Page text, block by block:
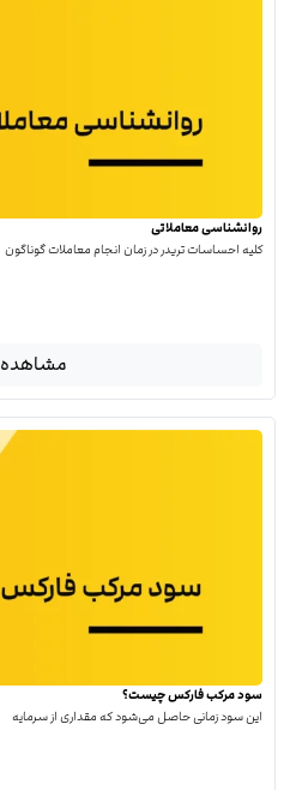
روانشناسی معاملاتی
کلیه احساسات تریدر در زمان انجام معاملات گوناگون
مشاهده
سود مرکب فارکس چیست؟
این سود زمانی حاصل می‌شود که مقداری از سرمایه